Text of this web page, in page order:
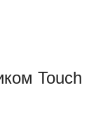
Touch